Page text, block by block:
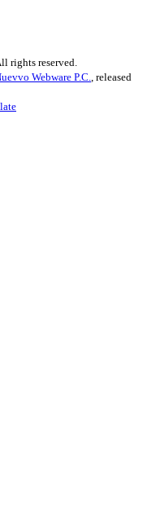
rights reserved.
Webware P.C.
, released